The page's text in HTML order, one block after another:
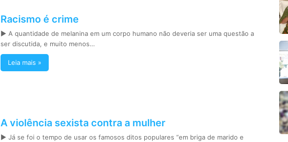
Racismo é crime
► A quantidade de melanina em um corpo humano não deveria ser uma questão a
ser discutida, e muito menos…
Leia mais »
A violência sexista contra a mulher
► Já se foi o tempo de usar os famosos ditos populares “em briga de marido e